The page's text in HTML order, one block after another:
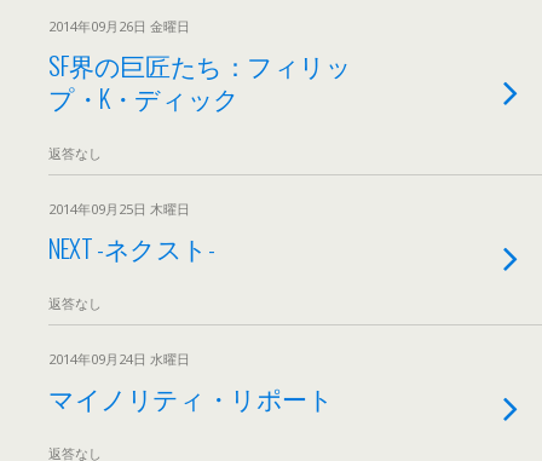
2014年09月26日 金曜日
SF界の巨匠たち：フィリッ
プ・K・ディック
返答なし
2014年09月25日 木曜日
NEXT -ネクスト-
返答なし
2014年09月24日 水曜日
マイノリティ・リポート
返答なし